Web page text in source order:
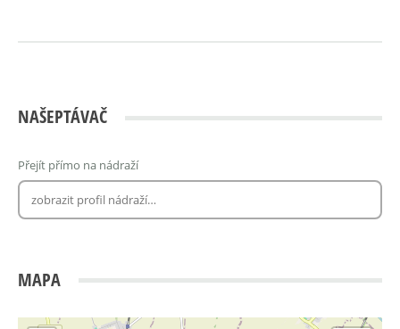
NAŠEPTÁVAČ
Přejít přímo na nádraží
MAPA